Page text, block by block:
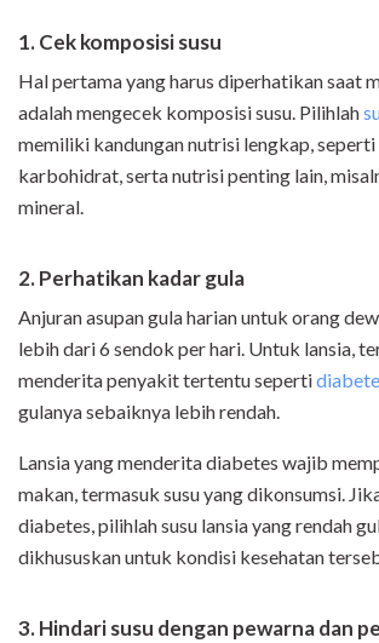
1. Cek komposisi susu
Hal pertama yang harus diperhatikan saat
adalah mengecek komposisi susu. Pilihlah
memiliki kandungan nutrisi lengkap,
karbohidrat, serta nutrisi penting lain,
mineral.
2. Perhatikan kadar gula
Anjuran asupan gula harian untuk orang
lebih dari 6 sendok per hari. Untuk lansia,
menderita penyakit tertentu seperti
gulanya sebaiknya lebih rendah.
Lansia yang menderita diabetes wajib
makan, termasuk susu yang dikonsumsi.
diabetes, pilihlah susu lansia yang rendah
dikhususkan untuk kondisi kesehatan
3. Hindari susu dengan pewarna dan